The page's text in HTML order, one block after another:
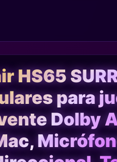
HS65
para
Dolby